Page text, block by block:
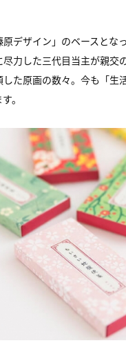
デザイン」のベースとな
尽力した三代目当主が親交
た原画の数々。今も「生
。